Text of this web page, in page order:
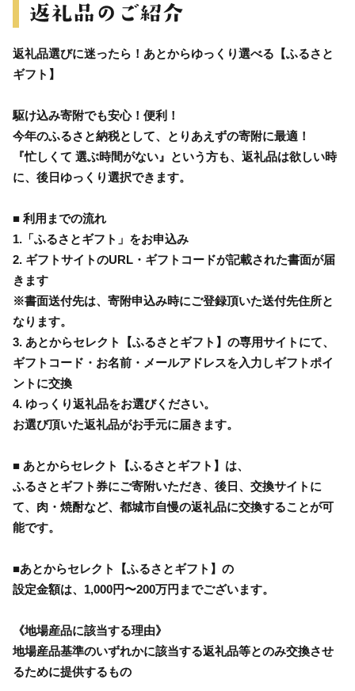
返礼品選びに迷ったら！あとからゆっくり選べる【ふるさと
ギフト】
駆け込み寄附でも安心！便利！
今年のふるさと納税として、とりあえずの寄附に最適！
『忙しくて 選ぶ時間がない』という方も、返礼品は欲しい時
に、後日ゆっくり選択できます。
■ 利用までの流れ
1.「ふるさとギフト」をお申込み
2. ギフトサイトのURL・ギフトコードが記載された書面が届
きます
※書面送付先は、寄附申込み時にご登録頂いた送付先住所と
なります。
3. あとからセレクト【ふるさとギフト】の専用サイトにて、
ギフトコード・お名前・メールアドレスを入力しギフトポイ
ントに交換
4. ゆっくり返礼品をお選びください。
お選び頂いた返礼品がお手元に届きます。
■ あとからセレクト【ふるさとギフト】は、
ふるさとギフト券にご寄附いただき、後日、交換サイトに
て、肉・焼酎など、都城市自慢の返礼品に交換することが可
能です。
■あとからセレクト【ふるさとギフト】の
設定金額は、1,000円〜200万円までございます。
《地場産品に該当する理由》
地場産品基準のいずれかに該当する返礼品等とのみ交換させ
るために提供するもの